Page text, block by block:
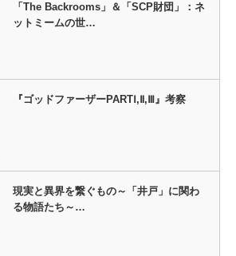
「The Backrooms」＆「SCP財団」：ネ
ットミームの世…
『ゴッドファーザーPARTⅠ,Ⅱ,Ⅲ』考察
現実と異界を繋ぐもの～「井戸」に関わ
る物語たち～…